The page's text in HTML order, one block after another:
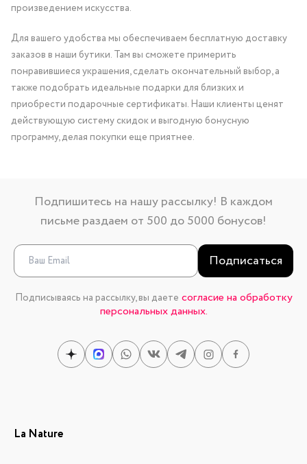
произведением искусства.
Для вашего удобства мы обеспечиваем бесплатную доставку
заказов в наши бутики. Там вы сможете примерить
понравившиеся украшения, сделать окончательный выбор, а
также подобрать идеальные подарки для близких и
приобрести подарочные сертификаты. Наши клиенты ценят
действующую систему скидок и выгодную бонусную
программу, делая покупки еще приятнее.
Подпишитесь на нашу рассылку! В каждом
письме раздаем от 500 до 5000 бонусов!
Подписаться
Подписываясь на рассылку, вы даете согласие на обработку
персональных данных.
La Nature